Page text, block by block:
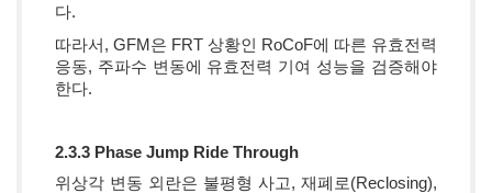
다.
따라서, GFM은 FRT 상황인 RoCoF에 따른 유효전력
응동, 주파수 변동에 유효전력 기여 성능을 검증해야
한다.
2.3.3 Phase Jump Ride Through
위상각 변동 외란은 불평형 사고, 재폐로(Reclosing),